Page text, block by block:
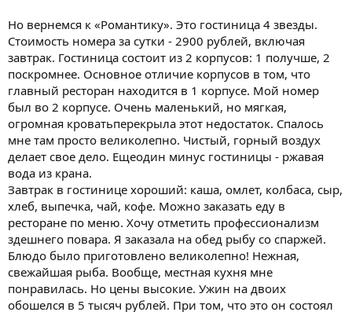
Но вернемся к «Романтику». Это гостиница 4 звезды.
Стоимость номера за сутки - 2900 рублей, включая
завтрак. Гостиница состоит из 2 корпусов: 1 получше, 2
поскромнее. Основное отличие корпусов в том, что
главный ресторан находится в 1 корпусе. Мой номер
был во 2 корпусе. Очень маленький, но мягкая,
огромная кроватьперекрыла этот недостаток. Спалось
мне там просто великолепно. Чистый, горный воздух
делает свое дело. Ещеодин минус гостиницы - ржавая
вода из крана.
Завтрак в гостинице хороший: каша, омлет, колбаса, сыр,
хлеб, выпечка, чай, кофе. Можно заказать еду в
ресторане по меню. Хочу отметить профессионализм
здешнего повара. Я заказала на обед рыбу со спаржей.
Блюдо было приготовлено великолепно! Нежная,
свежайшая рыба. Вообще, местная кухня мне
понравилась. Но цены высокие. Ужин на двоих
обошелся в 5 тысяч рублей. При том, что это он состоял